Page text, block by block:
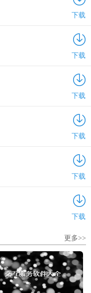
下载
下载
下载
下载
下载
下载
更多>>